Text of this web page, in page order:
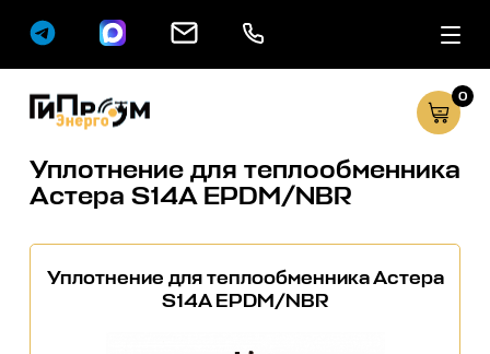
Сервисные
0
Уплотнение для теплообменника
Астера S14A EPDM/NBR
Уплотнение для теплообменника Астера
S14A EPDM/NBR